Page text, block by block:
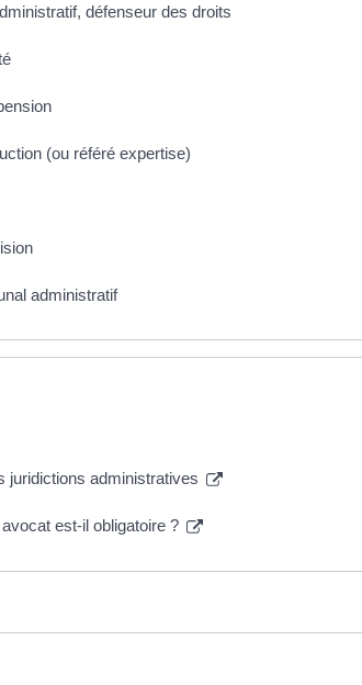
défenseur des droits
(ou référé expertise)
administratif
juridictions administratives
est-il obligatoire ?